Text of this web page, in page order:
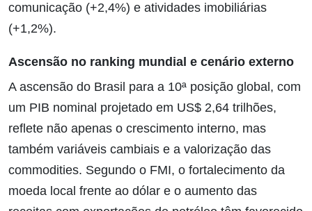
comunicação (+2,4%) e atividades imobiliárias
(+1,2%).
Ascensão no ranking mundial e cenário externo
A ascensão do Brasil para a 10ª posição global, com
um PIB nominal projetado em US$ 2,64 trilhões,
reflete não apenas o crescimento interno, mas
também variáveis cambiais e a valorização das
commodities. Segundo o FMI, o fortalecimento da
moeda local frente ao dólar e o aumento das